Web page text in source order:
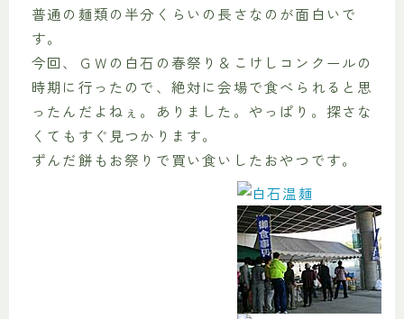
普通の麺類の半分くらいの長さなのが面白いで
す。
今回、ＧＷの白石の春祭り＆こけしコンクールの
時期に行ったので、絶対に会場で食べられると思
ったんだよねぇ。ありました。やっぱり。探さな
くてもすぐ見つかります。
ずんだ餅もお祭りで買い食いしたおやつです。